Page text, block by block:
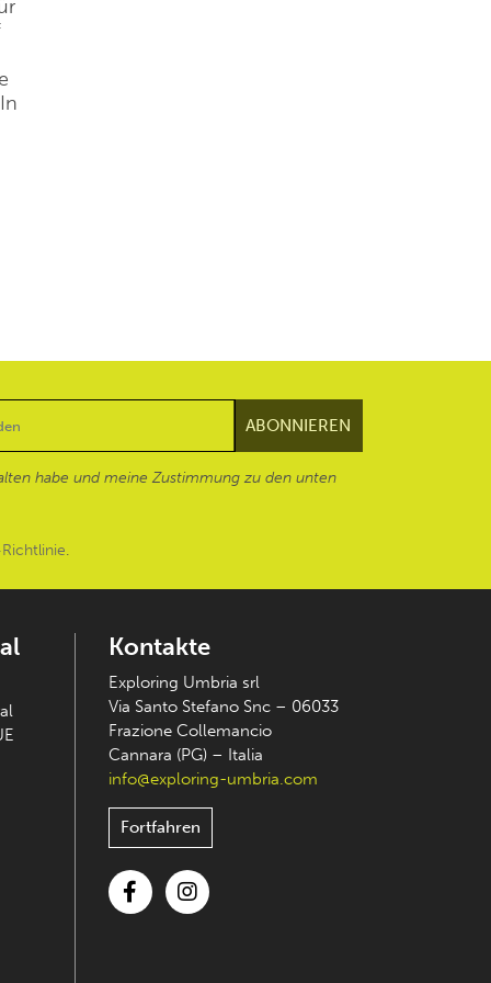
habe und meine Zustimmung zu den unten
.
Kontakte
Exploring Umbria srl
Via Santo Stefano Snc – 06033
Frazione Collemancio
Cannara (PG) – Italia
info@exploring-umbria.com
Fortfahren